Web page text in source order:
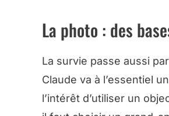
La photo : des
La survie passe aussi
Claude va à l’essentiel
l’intérêt d’utiliser un